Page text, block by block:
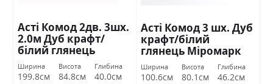
Асті Комод 2дв. 3шх.
2.0м Дуб крафт/
білий глянець
Міромарк
Ширина
199.8см
Висота
84.8см
Глибина
40.0см
Асті Комод 3 шх. Дуб
крафт/білий
глянець Міромарк
Ширина
100.6см
Висота
80.1см
Глибина
46.2см